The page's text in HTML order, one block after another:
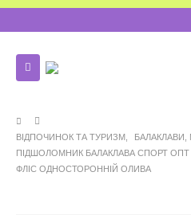
ВІДПОЧИНОК ТА ТУРИЗМ
ПІДШОЛОМНИК БАЛАКЛАВА СПОРТ ОПТ
ФЛІС ОДНОСТОРОННІЙ ОЛИВА